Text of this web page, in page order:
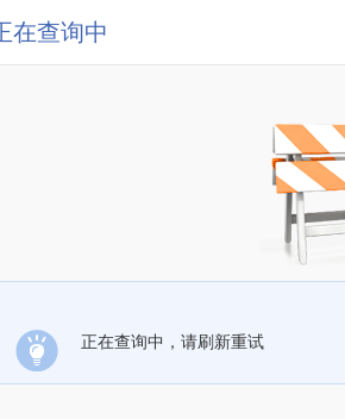
在查询中
正在查询中，请刷新重试